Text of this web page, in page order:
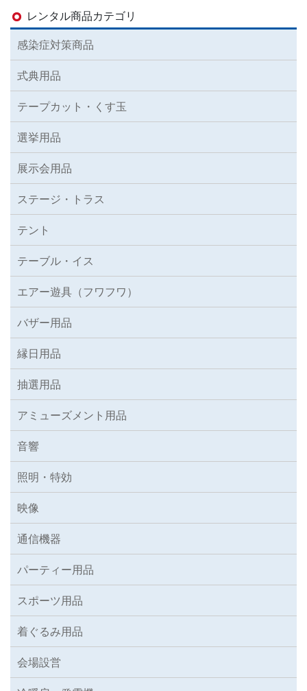
レンタル商品カテゴリ
感染症対策商品
式典用品
テープカット・くす玉
選挙用品
展示会用品
ステージ・トラス
テント
テーブル・イス
エアー遊具（フワフワ）
バザー用品
縁日用品
抽選用品
アミューズメント用品
音響
照明・特効
映像
通信機器
パーティー用品
スポーツ用品
着ぐるみ用品
会場設営